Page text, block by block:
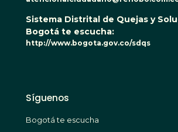
Sistema Distrital de Quejas y
Bogotá te escucha:
http://www.bogota.gov.co/sdqs
Síguenos
Bogotá te escucha